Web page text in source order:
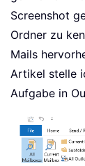
Screenshot
Ordner zu
Mails
Artikel stelle
Aufgabe in